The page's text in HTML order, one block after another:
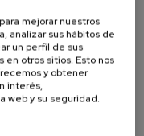
mejorar nuestros
analizar sus hábitos de
un perfil de sus
otros sitios. Esto nos
y obtener
interés,
web y su seguridad.